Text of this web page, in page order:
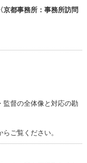
都事務所：事務所訪問
監督の全体像と対応の勘
らご覧ください。